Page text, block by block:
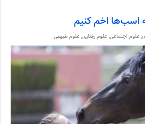
اسب‌ها اخم کنیم
,علوم اجتماعی,علوم رفتاری,علوم طبیعی